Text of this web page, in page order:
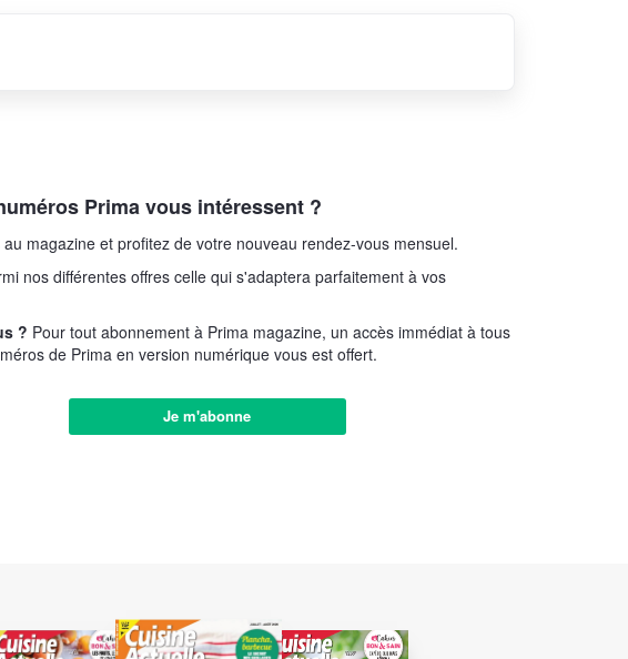
Prima vous intéressent ?
magazine et profitez de votre nouveau rendez-vous mensuel.
nos différentes offres celle qui s'adaptera parfaitement à vos
? Pour tout abonnement à Prima magazine, un accès immédiat à tous
de Prima en version numérique vous est offert.
Je m'abonne